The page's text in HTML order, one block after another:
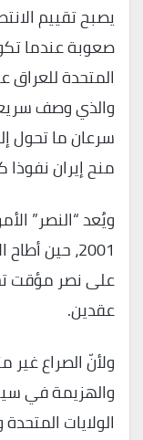
يصبح تقييم
صعوبة عندما
والذي وصف
سرعان ما تحول
منح إيران
ويُعد “النصر”
2001، حين
على نصر مؤقت
عقدين.
ولأنّ الصراع
والهزيمة في
الولايات